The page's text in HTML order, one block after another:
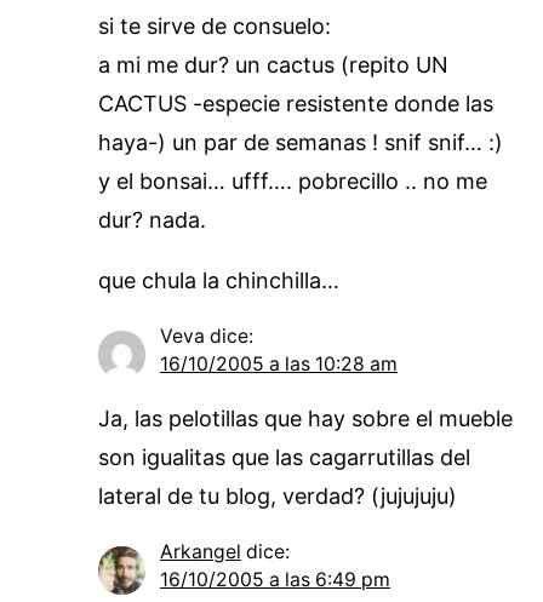
si te sirve de consuelo:
a mi me dur? un cactus (repito UN
CACTUS -especie resistente donde las
haya-) un par de semanas ! snif snif… :)
y el bonsai… ufff…. pobrecillo .. no me
dur? nada.
que chula la chinchilla…
Veva dice:
16/10/2005 a las 10:28 am
Ja, las pelotillas que hay sobre el mueble
son igualitas que las cagarrutillas del
lateral de tu blog, verdad? (jujujuju)
Arkangel dice:
16/10/2005 a las 6:49 pm